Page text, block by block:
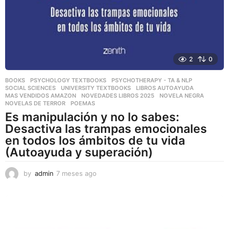
2 0
BOOKS ,PSYCHOLOGY TEXTBOOKS ,PSYCHOTHERAPY - TA & NLP
SOCIAL SCIENCES
,UNIVERSITY TEXTBOOKS LIBROS AUTOAYUDA
MAS VENDIDOS AMAZON
,NOVEDADES LIBROS 2025 ,NOVELA NEGRA
NOVELAS DE TERROR
,POEMAS
Es manipulación y no lo sabes:
Desactiva las trampas emocionales
en todos los ámbitos de tu vida
(Autoayuda y superación)
by admin 7 meses ago